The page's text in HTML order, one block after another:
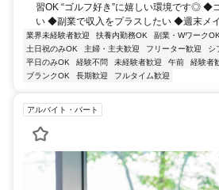
習OK “ゴルフ好き”に嬉しい環境です◎ ◆
い ◆副業で収入をプラスしたい ◆週末メ
業界未経験者歓迎 扶養内勤務OK 副業・Wワーク
土日祝のみOK
主婦・主夫歓迎 フリーター歓迎 シ
平日のみOK
経験不問 未経験者歓迎 午前 経験者
ブランクOK
長期歓迎 フルタイム歓迎
アルバイト・パート